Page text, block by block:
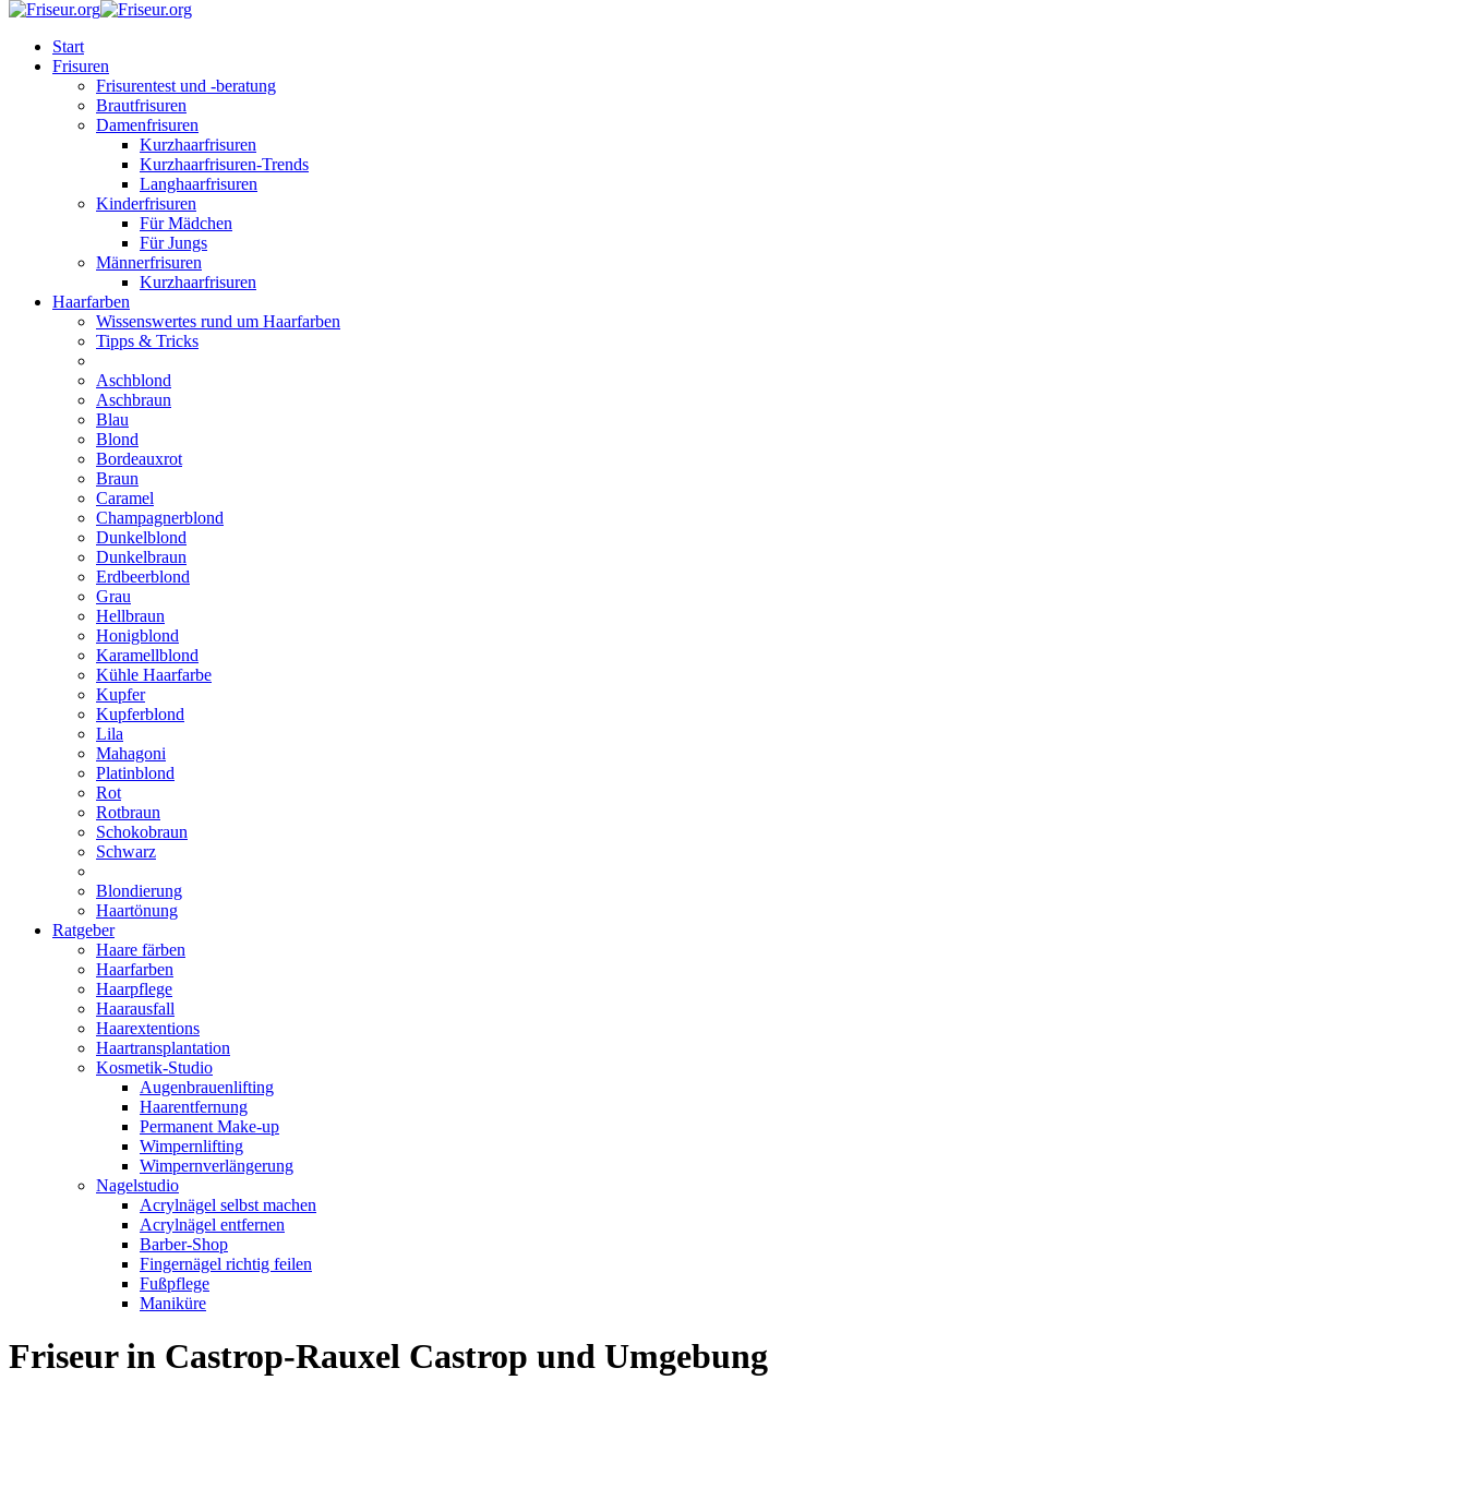
Start
Frisuren
Frisurentest und -beratung
Brautfrisuren
Damenfrisuren
Kurzhaarfrisuren
Kurzhaarfrisuren-Trends
Langhaarfrisuren
Kinderfrisuren
Für Mädchen
Für Jungs
Männerfrisuren
Kurzhaarfrisuren
Haarfarben
Wissenswertes rund um Haarfarben
Tipps & Tricks
Aschblond
Aschbraun
Blau
Blond
Bordeauxrot
Braun
Caramel
Champagnerblond
Dunkelblond
Dunkelbraun
Erdbeerblond
Grau
Hellbraun
Honigblond
Karamellblond
Kühle Haarfarbe
Kupfer
Kupferblond
Lila
Mahagoni
Platinblond
Rot
Rotbraun
Schokobraun
Schwarz
Blondierung
Haartönung
Ratgeber
Haare färben
Haarfarben
Haarpflege
Haarausfall
Haarextentions
Haartransplantation
Kosmetik-Studio
Augenbrauenlifting
Haarentfernung
Permanent Make-up
Wimpernlifting
Wimpernverlängerung
Nagelstudio
Acrylnägel selbst machen
Acrylnägel entfernen
Barber-Shop
Fingernägel richtig feilen
Fußpflege
Maniküre
Friseur in Castrop-Rauxel Castrop und Umgebung